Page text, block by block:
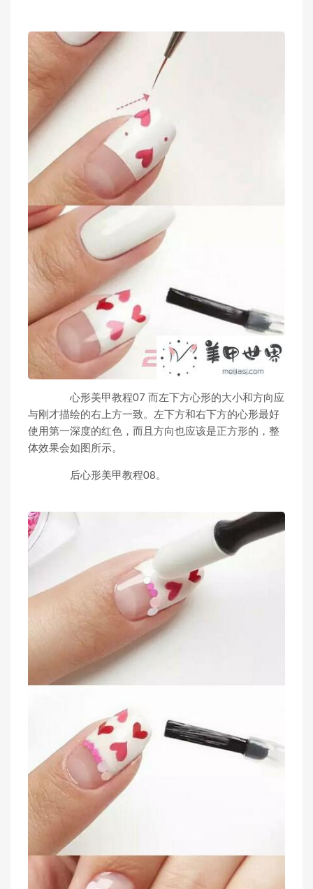
心形美甲教程07 而左下方心形的大小和方向应
与刚才描绘的右上方一致。左下方和右下方的心形最好
使用第一深度的红色，而且方向也应该是正方形的，整
体效果会如图所示。
后心形美甲教程08。